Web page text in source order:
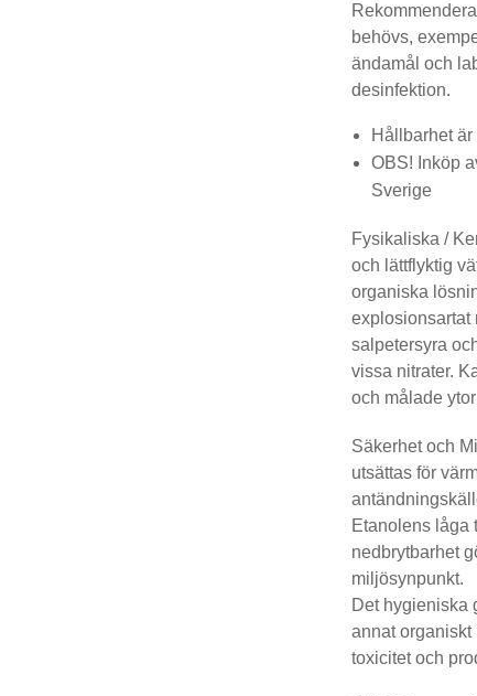
behövs,
ändamål och
desinfektion.
Hållbarhet
OBS! Inköp
Sverige
Fysikaliska /
och lättflyktig
organiska
explosionsartat
salpetersyra
vissa nitrater.
och målade
Säkerhet och
utsättas för
Etanolens låga
nedbrytbarhet
miljösynpunkt.
Det hygieniska
annat organiskt
toxicitet och